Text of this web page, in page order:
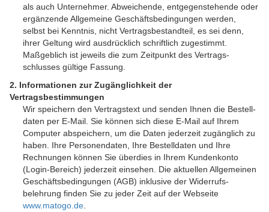
als auch Unternehmer. Abweichende, entgegen­stehende oder
ergänzende Allgemeine Geschäfts­bedingungen werden,
selbst bei Kenntnis, nicht Vertrags­bestandteil, es sei denn,
ihrer Geltung wird ausdrücklich schriftlich zugestimmt.
Maßgeblich ist jeweils die zum Zeitpunkt des Vertrags­
schlusses gültige Fassung.
2. Informationen zur Zugänglichkeit der
Vertragsbestimmungen
Wir speichern den Vertrags­text und senden Ihnen die Bestell­
daten per E-Mail. Sie können sich diese E-Mail auf Ihrem
Computer abspeichern, um die Daten jederzeit zugänglich zu
haben. Ihre Personen­daten, Ihre Bestell­daten und Ihre
Rechnungen können Sie überdies in Ihrem Kunden­konto
(Login-Bereich) jederzeit einsehen. Die aktuellen Allgemeinen
Geschäfts­bedingungen (AGB) inklusive der Widerrufs­
belehrung finden Sie zu jeder Zeit auf der Webseite
www.matogo.de